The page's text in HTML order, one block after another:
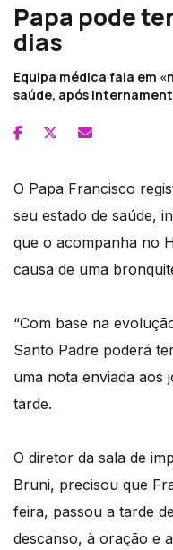
Papa pode
dias
Equipa médica fala em
saúde, após
O Papa Francisco
seu estado de saúde,
que o acompanha no
causa de uma
“Com base na
Santo Padre poderá
uma nota enviada aos
tarde.
O diretor da sala de
Bruni, precisou que
feira, passou a tarde
descanso, à oração e